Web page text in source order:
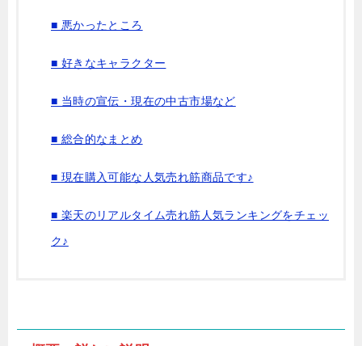
■ 悪かったところ
■ 好きなキャラクター
■ 当時の宣伝・現在の中古市場など
■ 総合的なまとめ
■ 現在購入可能な人気売れ筋商品です♪
■ 楽天のリアルタイム売れ筋人気ランキングをチェッ
ク♪